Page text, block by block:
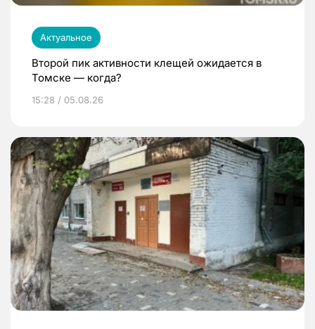
Актуальное
Второй пик активности клещей ожидается в
Томске — когда?
15:28 / 05.08.26